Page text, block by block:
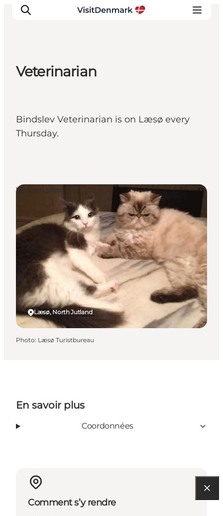
Quoi faire
Hébergements
Planifiez votre voyage
Veterinarian
Bindslev Veterinarian is on Læsø every
Thursday.
Læsø, North Jutland
Veterinarians
Photo: Læsø Turistbureau
En savoir plus
Coordonnées
Comment s’y rendre